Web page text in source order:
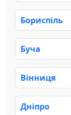
Бориспіль
Буча
Вінниця
Дніпро